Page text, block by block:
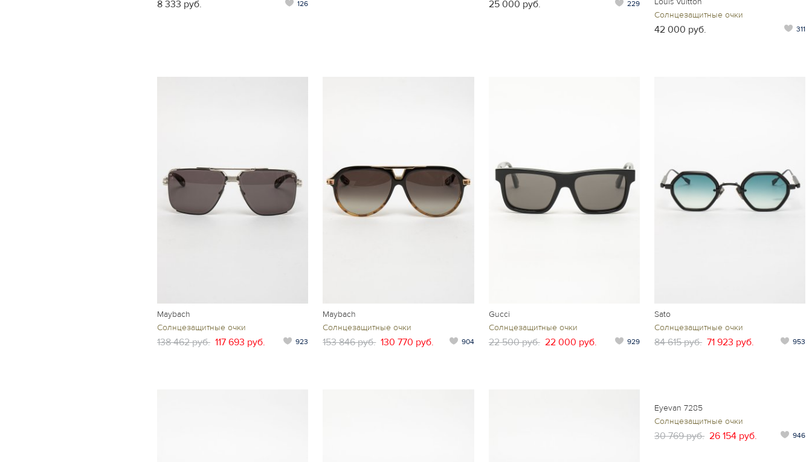
8 333 руб. 126 25 000 руб. 229
Солнцезащитные очки
42 000 руб. 311
Maybach
Солнцезащитные очки
138 462 руб. 117 693 руб. 923
Maybach
Солнцезащитные очки
153 846 руб. 130 770 руб. 904
Gucci
Солнцезащитные очки
22 500 руб. 22 000 руб. 929
Sato
Солнцезащитные очки
84 615 руб. 71 923 руб. 953
Eyevan 7285
Солнцезащитные очки
30 769 руб. 26 154 руб. 946